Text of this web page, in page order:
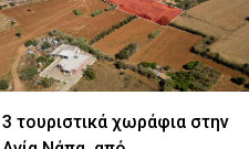
3 τουριστικά χωράφια στην